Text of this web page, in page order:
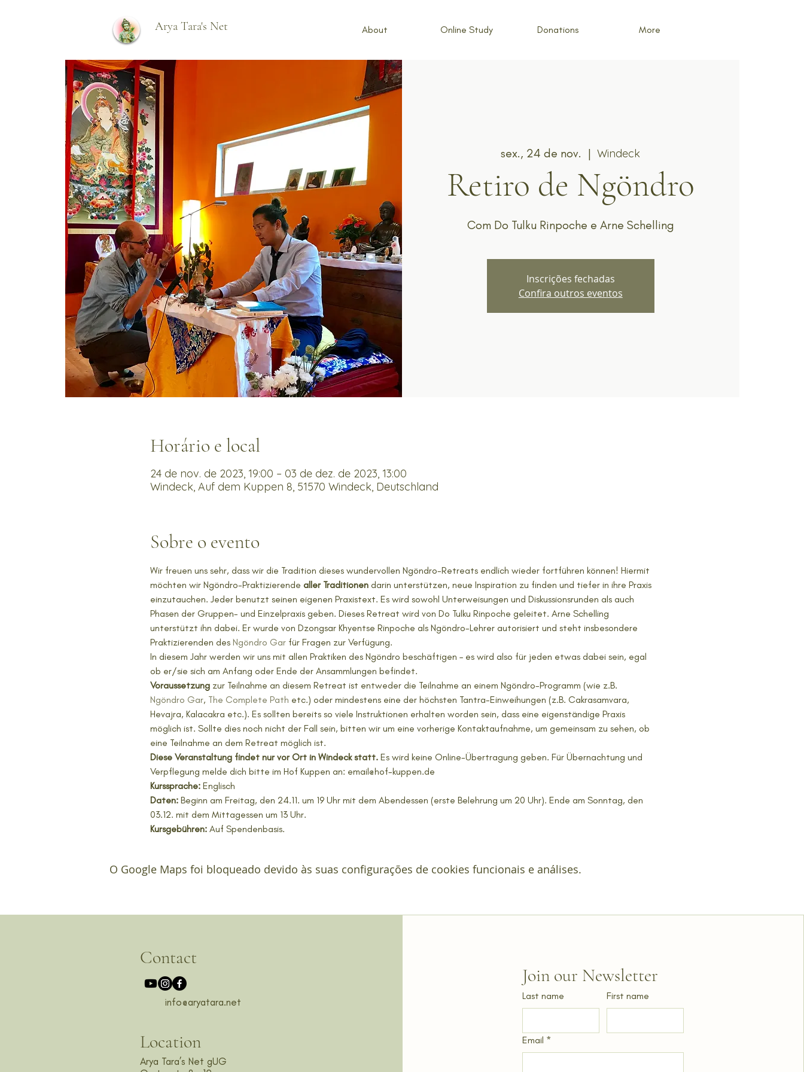
Arya Tara's Net About Online Study Donations More
sex., 24 de nov.
  |
Windeck
Retiro de Ngöndro
Com Do Tulku Rinpoche e Arne Schelling
Inscrições fechadas
Confira outros eventos
Horário e local
24 de nov. de 2023, 19:00 – 03 de dez. de 2023, 13:00
Windeck, Auf dem Kuppen 8, 51570 Windeck, Deutschland
Sobre o evento
Wir freuen uns sehr, dass wir die Tradition dieses wundervollen Ngöndro-Retreats endlich wieder fortführen können! Hiermit
möchten wir Ngöndro-Praktizierende aller Traditionen darin unterstützen, neue Inspiration zu finden und tiefer in ihre Praxis
einzutauchen. Jeder benutzt seinen eigenen Praxistext. Es wird sowohl Unterweisungen und Diskussionsrunden als auch
Phasen der Gruppen- und Einzelpraxis geben. Dieses Retreat wird von Do Tulku Rinpoche geleitet. Arne Schelling
unterstützt ihn dabei. Er wurde von Dzongsar Khyentse Rinpoche als Ngöndro-Lehrer autorisiert und steht insbesondere
Praktizierenden des Ngöndro Gar für Fragen zur Verfügung.
In diesem Jahr werden wir uns mit allen Praktiken des Ngöndro beschäftigen – es wird also für jeden etwas dabei sein, egal
ob er/sie sich am Anfang oder Ende der Ansammlungen befindet.
Voraussetzung zur Teilnahme an diesem Retreat ist entweder die Teilnahme an einem Ngöndro-Programm (wie z.B.
Ngöndro Gar, The Complete Path etc.) oder mindestens eine der höchsten Tantra-Einweihungen (z.B. Cakrasamvara,
Hevajra, Kalacakra etc.). Es sollten bereits so viele Instruktionen erhalten worden sein, dass eine eigenständige Praxis
möglich ist. Sollte dies noch nicht der Fall sein, bitten wir um eine vorherige Kontaktaufnahme, um gemeinsam zu sehen, ob
eine Teilnahme an dem Retreat möglich ist.
Diese Veranstaltung findet nur vor Ort in Windeck statt. Es wird keine Online-Übertragung geben. Für Übernachtung und
Verpflegung melde dich bitte im Hof Kuppen an: email@hof-kuppen.de
Kurssprache: Englisch
Daten: Beginn am Freitag, den 24.11. um 19 Uhr mit dem Abendessen (erste Belehrung um 20 Uhr). Ende am Sonntag, den
03.12. mit dem Mittagessen um 13 Uhr.
Kursgebühren: Auf Spendenbasis.
O Google Maps foi bloqueado devido às suas configurações de cookies funcionais e análises.
Contact
info@aryatara.net
Location
Arya Tara’s Net gUG
Join our Newsletter
Last name First name
Email *